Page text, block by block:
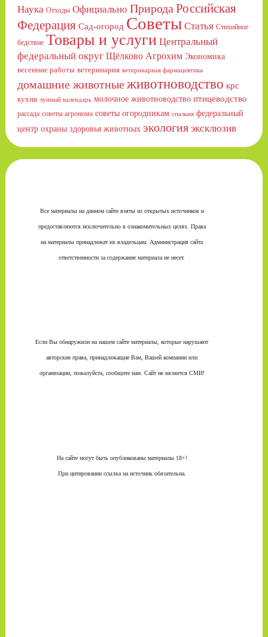
Наука Отходы Официально Природа Российская
Федерация Сад-огород Советы Статья Стихийное
бедствие Товары и услуги Центральный
федеральный округ Щёлково Агрохим Экономика
весенние работы ветеринария ветеринарная фармацевтика
домашние животныеживотноводство крс
кухня лунный календарь молочное животноводство птицеводство
рассада советы агронома советы огородникам спальня федеральный
центр охраны здоровья животных экология эксклюзив
Все материалы на данном сайте взяты из открытых источников и
предоставляются исключительно в ознакомительных целях. Права
на материалы принадлежат их владельцам. Администрация сайта
ответственности за содержание материала не несет.
Если Вы обнаружили на нашем сайте материалы, которые нарушают
авторские права, принадлежащие Вам, Вашей компании или
организации, пожалуйста, сообщите нам. Сайт не является СМИ!
На сайте могут быть опубликованы материалы 18+!
При цитировании ссылка на источник обязательна.